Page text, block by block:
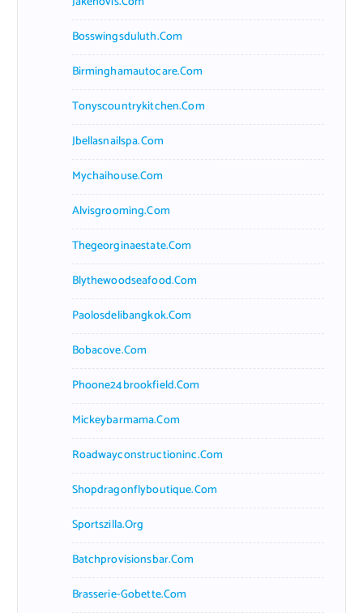
Bosswingsduluth.com
Birminghamautocare.com
Tonyscountrykitchen.com
Jbellasnailspa.com
Mychaihouse.com
Alvisgrooming.com
Thegeorginaestate.com
Blythewoodseafood.com
Paolosdelibangkok.com
Bobacove.com
Phoone24brookfield.com
Mickeybarmama.com
Roadwayconstructioninc.com
Shopdragonflyboutique.com
Sportszilla.org
Batchprovisionsbar.com
Brasserie-Gobette.com